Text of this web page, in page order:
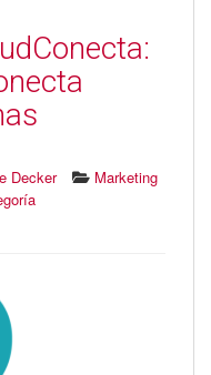
Decker
Marketing